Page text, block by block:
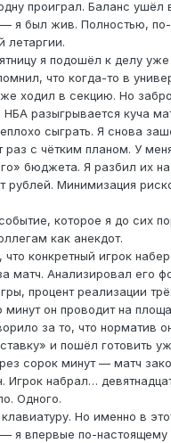
проиграл. Баланс ушёл
я был жив. Полностью,
летаргии.
я подошёл к делу
что когда-то в
ходил в секцию. Но
НБА разыгрывается куча
сыграть. Я снова
с чётким планом. У
бюджета. Я разбил их на
рублей. Минимизация
которое я до сих
как анекдот.
что конкретный игрок
матч. Анализировал его
процент реализации
минут он проводит на
за то, что норматив
и пошёл готовить
сорок минут — матч
Игрок набрал…
Одного.
клавиатуру. Но именно в
я впервые по-настоящему